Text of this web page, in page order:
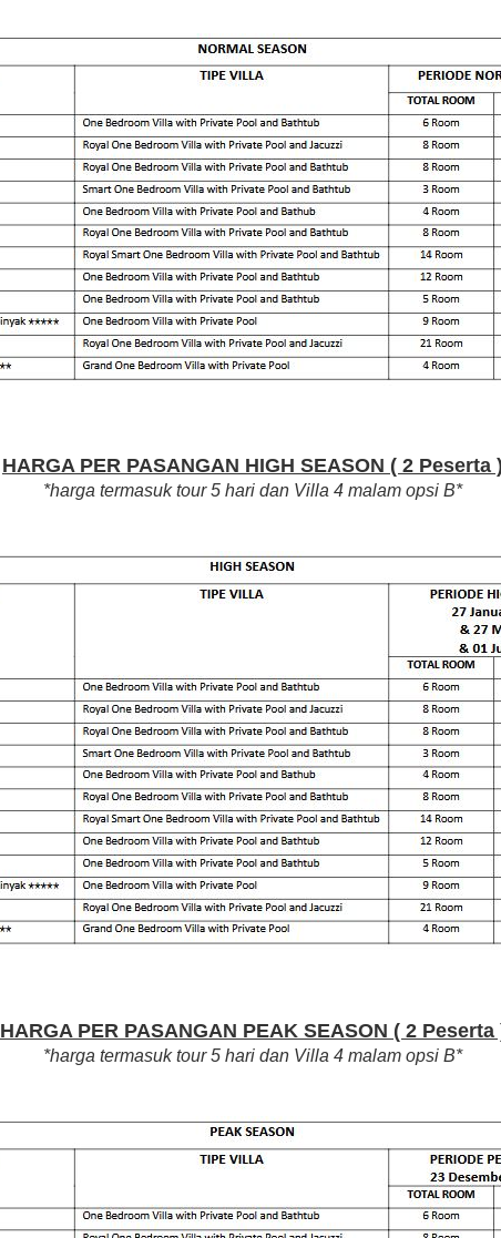
HARGA PER PASANGAN HIGH SEASON ( 2 Peserta
*harga termasuk tour 5 hari dan Villa 4 malam opsi B*
HARGA PER PASANGAN PEAK SEASON ( 2 Peserta
*harga termasuk tour 5 hari dan Villa 4 malam opsi B*